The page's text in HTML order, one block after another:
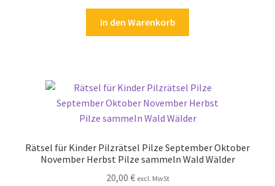
In den Warenkorb
Rätsel für Kinder Pilzrätsel Pilze September Oktober
November Herbst Pilze sammeln Wald Wälder
20,00 € excl. MwSt